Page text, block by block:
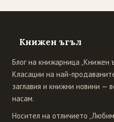
Книжен ъгъл
Блог на книжарница „Книжен
Класации на най-
заглавия и книжни новини —
насам.
Носител на отличието